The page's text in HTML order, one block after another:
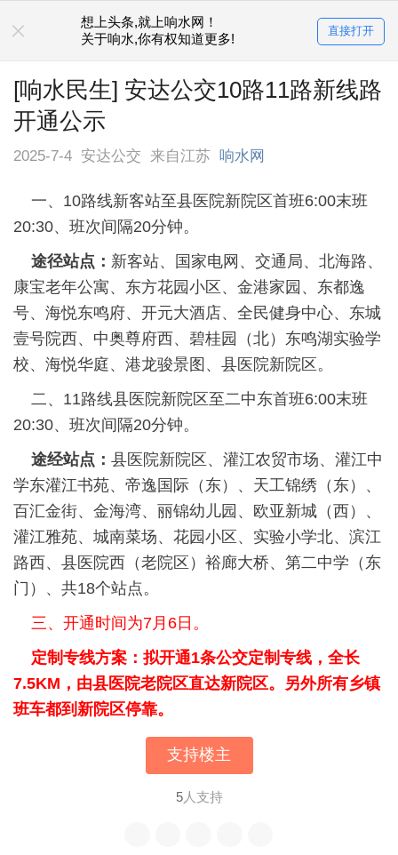
想上头条,就上响水网！
关于响水,你有权知道更多!
直接打开
[响水民生] 安达公交10路11路新线路
开通公示
2025-7-4 安达公交 来自江苏 响水网
一、10路线新客站至县医院新院区首班6:00末班
20:30、班次间隔20分钟。
途径站点： 新客站、国家电网、交通局、北海路、
康宝老年公寓、东方花园小区、金港家园、东都逸
号、海悦东鸣府、开元大酒店、全民健身中心、东城
壹号院西、中奥尊府西、碧桂园（北）东鸣湖实验学
校、海悦华庭、港龙骏景图、县医院新院区。
二、11路线县医院新院区至二中东首班6:00末班
20:30、班次间隔20分钟。
途经站点：县医院新院区、灌江农贸市场、灌江中
学东灌江书苑、帝逸国际（东）、天工锦绣（东）、
百汇金街、金海湾、丽锦幼儿园、欧亚新城（西）、
灌江雅苑、城南菜场、花园小区、实验小学北、滨江
路西、县医院西（老院区）裕廊大桥、第二中学（东
门）、共18个站点。
三、开通时间为7月6日。
定制专线方案：拟开通1条公交定制专线，全长
7.5KM，由县医院老院区直达新院区。另外所有乡镇
班车都到新院区停靠。
支持楼主
5人支持